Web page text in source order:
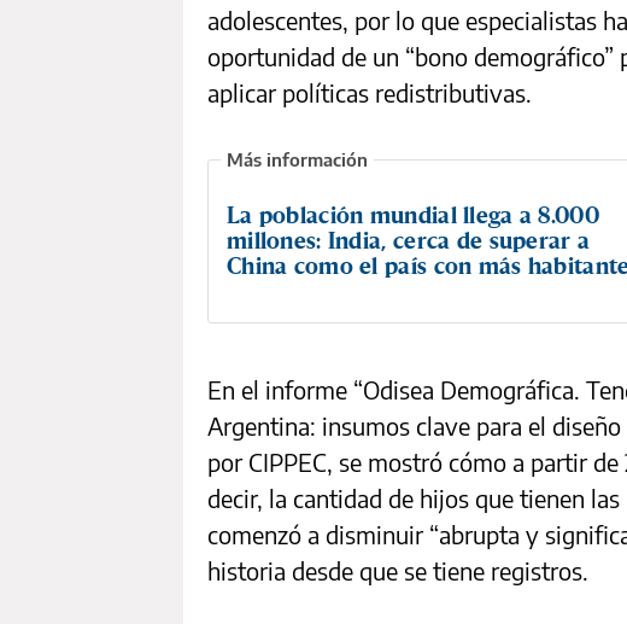
adolescentes, por lo que especialistas
oportunidad de un “bono
aplicar políticas redistributivas.
La población mundial llega a 8.000
millones: India, cerca de superar a
China como el país con más
En el informe “Odisea Demográfica.
Argentina: insumos clave para el
por CIPPEC, se mostró cómo a partir
decir, la cantidad de hijos que tienen
comenzó a disminuir “abrupta y
historia desde que se tiene registros.